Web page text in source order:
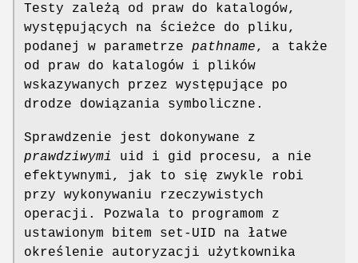
Testy zależą od praw do katalogów,
występujących na ścieżce do pliku,
podanej w parametrze pathname, a także
od praw do katalogów i plików
wskazywanych przez występujące po
drodze dowiązania symboliczne.
Sprawdzenie jest dokonywane z
prawdziwymi
uid i gid procesu, a nie
efektywnymi, jak to się zwykle robi
przy wykonywaniu rzeczywistych
operacji. Pozwala to programom z
ustawionym bitem set-UID na łatwe
określenie autoryzacji użytkownika